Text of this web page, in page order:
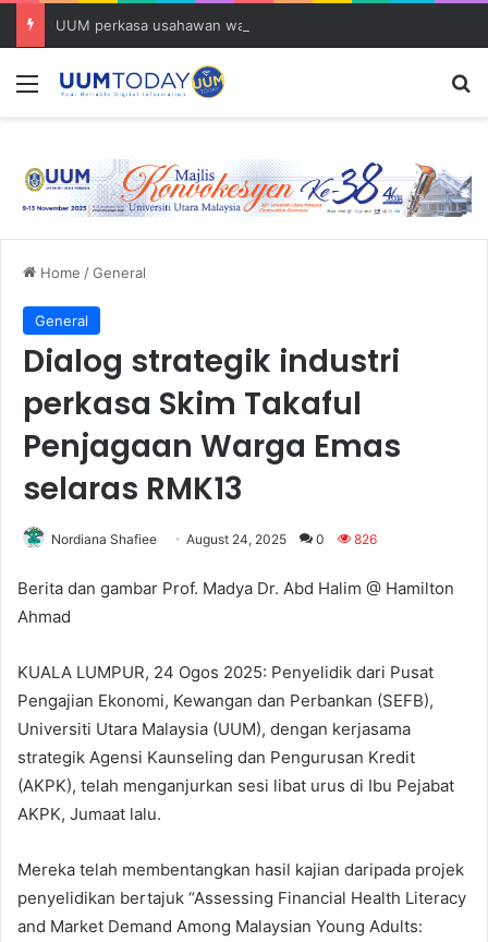
Menu
Home /General
General
Dialog strategik industri
perkasa Skim Takaful
Penjagaan Warga Emas
selaras RMK13
Nordiana Shafiee August 24, 2025 0 826
Berita dan gambar Prof. Madya Dr. Abd Halim @ Hamilton
Ahmad
KUALA LUMPUR, 24 Ogos 2025: Penyelidik dari Pusat
Pengajian Ekonomi, Kewangan dan Perbankan (SEFB),
Universiti Utara Malaysia (UUM), dengan kerjasama
strategik Agensi Kaunseling dan Pengurusan Kredit
(AKPK), telah menganjurkan sesi libat urus di Ibu Pejabat
AKPK, Jumaat lalu.
Mereka telah membentangkan hasil kajian daripada projek
penyelidikan bertajuk “Assessing Financial Health Literacy
and Market Demand Among Malaysian Young Adults: